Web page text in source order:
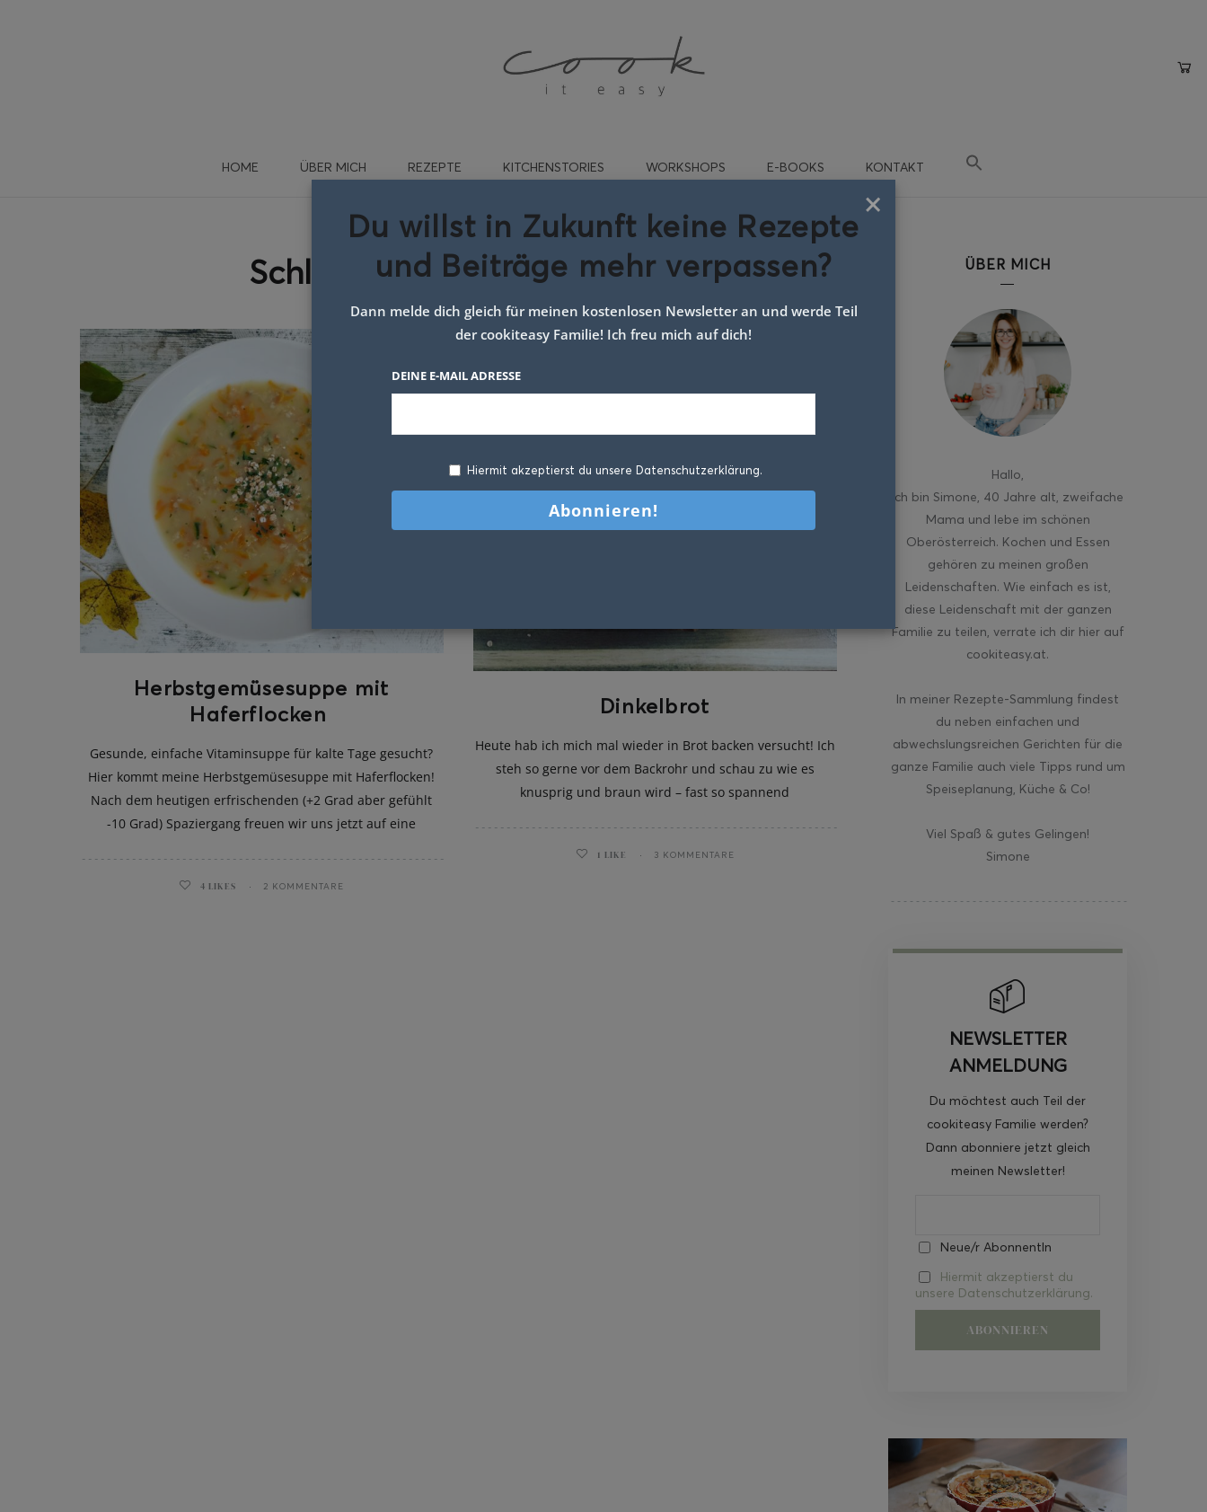
HOME ÜBER MICH REZEPTE KITCHENSTORIES WORKSHOPS E-BOOKS KONTAKT
Schlagwort: gesund bleiben
Herbstgemüsesuppe mit
Haferflocken
Gesunde, einfache Vitaminsuppe für kalte Tage gesucht?
Hier kommt meine Herbstgemüsesuppe mit Haferflocken!
Nach dem heutigen erfrischenden (+2 Grad aber gefühlt
-10 Grad) Spaziergang freuen wir uns jetzt auf eine
4 LIKES 2 KOMMENTARE
Dinkelbrot
Heute hab ich mich mal wieder in Brot backen versucht! Ich
steh so gerne vor dem Backrohr und schau zu wie es
knusprig und braun wird – fast so spannend
1 LIKE 3 KOMMENTARE
ÜBER MICH
Hallo
ich bin Simone, 40 Jahre alt, zweifache
Mama und lebe im schönen
Oberösterreich. Kochen und Essen
gehören zu meinen großen
Leidenschaften. Wie einfach es ist,
diese Leidenschaft mit der ganzen
Familie zu teilen, verrate ich dir hier auf
cookiteasy.at.
In meiner Rezepte-Sammlung findest
du neben einfachen und
abwechslungsreichen Gerichten für die
ganze Familie auch viele Tipps rund um
Speiseplanung, Küche & Co!
Viel Spaß & gutes Gelingen!
Simone
NEWSLETTER
ANMELDUNG
Du möchtest auch Teil der
cookiteasy Familie werden?
Dann abonniere jetzt gleich
meinen Newsletter!
Neue/r AbonnentIn
Hiermit akzeptierst du
unsere Datenschutzerklärung.
Video-
Player
×
Du willst in Zukunft keine Rezepte
und Beiträge mehr verpassen?
Dann melde dich gleich für meinen kostenlosen Newsletter an und werde Teil
der cookiteasy Familie! Ich freu mich auf dich!
DEINE E-MAIL ADRESSE
Hiermit akzeptierst du unsere Datenschutzerklärung.